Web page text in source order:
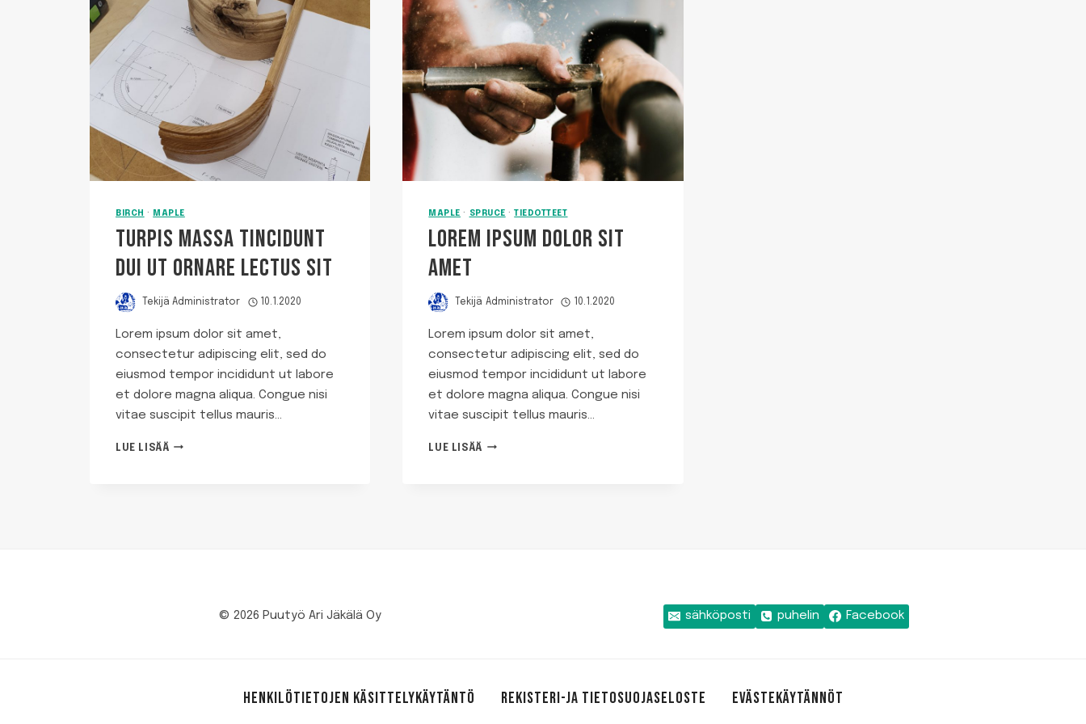
BIRCH · MAPLE
TURPIS MASSA TINCIDUNT
DUI UT ORNARE LECTUS SIT
Tekijä Administrator 10.1.2020
Lorem ipsum dolor sit amet,
consectetur adipiscing elit, sed do
eiusmod tempor incididunt ut labore
et dolore magna aliqua. Congue nisi
vitae suscipit tellus mauris…
LUE LISÄÄ TURPIS
MAPLE · SPRUCE ·TIEDOTTEET
LOREM IPSUM DOLOR SIT
AMET
Tekijä Administrator 10.1.2020
Lorem ipsum dolor sit amet,
consectetur adipiscing elit, sed do
eiusmod tempor incididunt ut labore
et dolore magna aliqua. Congue nisi
vitae suscipit tellus mauris…
LUE LISÄÄ LOREM
© 2026 Puutyö Ari Jäkälä Oy sähköposti puhelin Facebook
HENKILÖTIETOJEN KÄSITTELYKÄYTÄNTÖ REKISTERI-JA TIETOSUOJASELOSTE EVÄSTEKÄYTÄNNÖT